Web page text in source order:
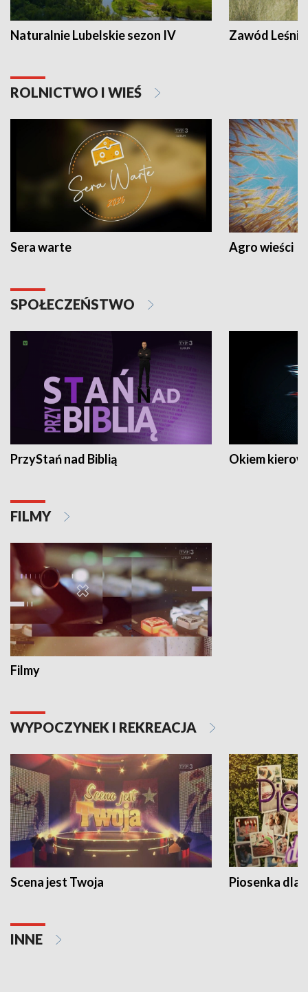
Naturalnie Lubelskie sezon IV Zawód Leśnik
ROLNICTWO I WIEŚ
Sera warte Agro wieści
SPOŁECZEŃSTWO
PrzyStań nad Biblią Okiem
FILMY
Filmy
WYPOCZYNEK I REKREACJA
Scena jest Twoja Piosenka dla
INNE